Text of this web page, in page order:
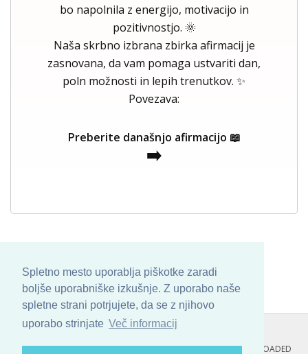
Spletno mesto uporablja piškotke zaradi
boljše uporabniške izkušnje. Z uporabo naše
spletne strani potrjujete, da se z njihovo
uporabo strinjate Več informacij
bo napolnila z energijo, motivacijo in
pozitivnostjo. 🌞
Naša skrbno izbrana zbirka afirmacij je
zasnovana, da vam pomaga ustvariti dan,
poln možnosti in lepih trenutkov. ✨
Povezava:
Preberite današnjo afirmacijo 📖
➡️
COPYRIGHT © 2013 - 2026 BYSKINBASE. ALL ARTWORK ARE UPLOADED